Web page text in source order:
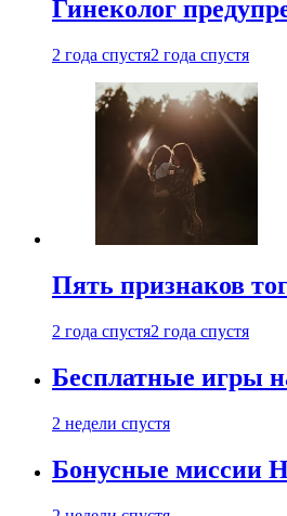
Гинеколог
2 года спустя2 года спустя
Пять признаков
2 года спустя2 года спустя
Бесплатные игры
2 недели спустя
Бонусные миссии